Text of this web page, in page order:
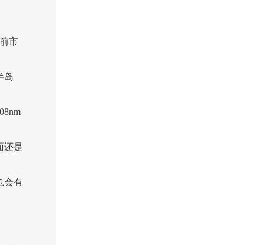
市
岛
还是
会有